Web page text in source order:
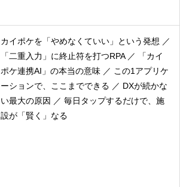
カイポケを「やめなくていい」という発想 ／
「二重入力」に終止符を打つRPA ／ 「カイ
ポケ連携AI」の本当の意味 ／ この1アプリケ
ーションで、ここまでできる ／ DXが続かな
い最大の原因 ／ 毎日タップするだけで、施
設が「賢く」なる